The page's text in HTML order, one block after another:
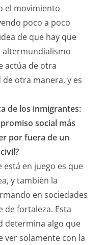
el movimiento
poco a poco
de que hay que
altermundialismo
actúa de otra
otra manera, y es
de los inmigrantes:
social más
por fuera de un
está en juego es que
y también la
en sociedades
de fortaleza. Esta
determina algo que
ver solamente con la